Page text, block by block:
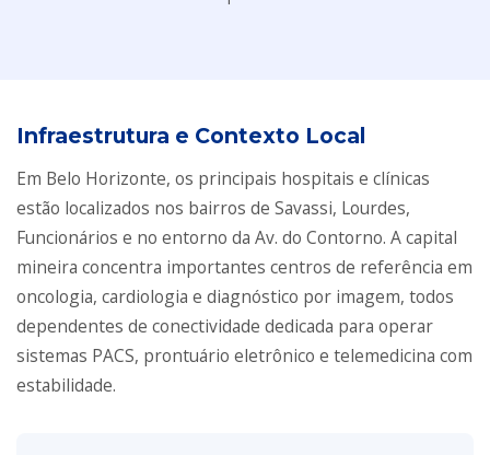
Infraestrutura e Contexto Local
Em Belo Horizonte, os principais hospitais e clínicas
estão localizados nos bairros de Savassi, Lourdes,
Funcionários e no entorno da Av. do Contorno. A capital
mineira concentra importantes centros de referência em
oncologia, cardiologia e diagnóstico por imagem, todos
dependentes de conectividade dedicada para operar
sistemas PACS, prontuário eletrônico e telemedicina com
estabilidade.